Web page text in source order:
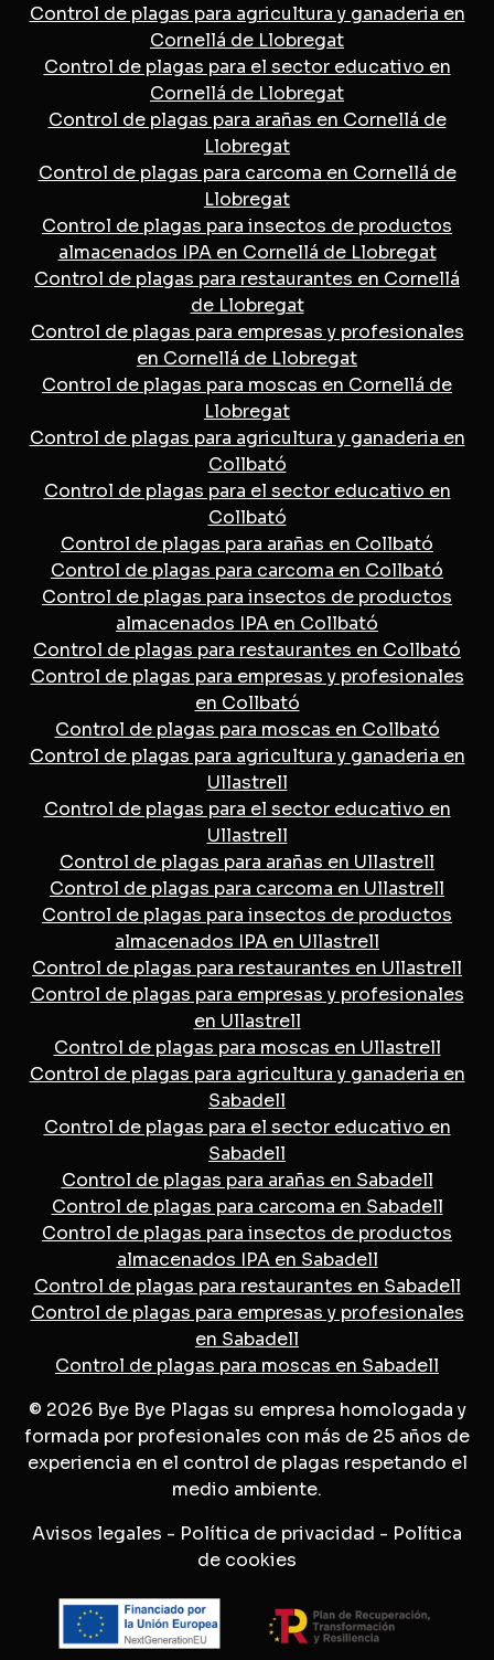
Control de plagas para agricultura y ganaderia en
Cornellá de Llobregat
Control de plagas para el sector educativo en
Cornellá de Llobregat
Control de plagas para arañas en Cornellá de
Llobregat
Control de plagas para carcoma en Cornellá de
Llobregat
Control de plagas para insectos de productos
almacenados IPA en Cornellá de Llobregat
Control de plagas para restaurantes en Cornellá
de Llobregat
Control de plagas para empresas y profesionales
en Cornellá de Llobregat
Control de plagas para moscas en Cornellá de
Llobregat
Control de plagas para agricultura y ganaderia en
Collbató
Control de plagas para el sector educativo en
Collbató
Control de plagas para arañas en Collbató
Control de plagas para carcoma en Collbató
Control de plagas para insectos de productos
almacenados IPA en Collbató
Control de plagas para restaurantes en Collbató
Control de plagas para empresas y profesionales
en Collbató
Control de plagas para moscas en Collbató
Control de plagas para agricultura y ganaderia en
Ullastrell
Control de plagas para el sector educativo en
Ullastrell
Control de plagas para arañas en Ullastrell
Control de plagas para carcoma en Ullastrell
Control de plagas para insectos de productos
almacenados IPA en Ullastrell
Control de plagas para restaurantes en Ullastrell
Control de plagas para empresas y profesionales
en Ullastrell
Control de plagas para moscas en Ullastrell
Control de plagas para agricultura y ganaderia en
Sabadell
Control de plagas para el sector educativo en
Sabadell
Control de plagas para arañas en Sabadell
Control de plagas para carcoma en Sabadell
Control de plagas para insectos de productos
almacenados IPA en Sabadell
Control de plagas para restaurantes en Sabadell
Control de plagas para empresas y profesionales
en Sabadell
Control de plagas para moscas en Sabadell
© 2026 Bye Bye Plagas su empresa homologada y
formada por profesionales con más de 25 años de
experiencia en el control de plagas respetando el
medio ambiente.
Avisos legales - Política de privacidad - Política
de cookies